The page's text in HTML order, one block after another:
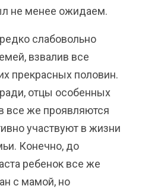
не менее ожидаем.
слабовольно
взвалив все
прекрасных половин.
отцы особенных
все же проявляются
участвуют в жизни
Конечно, до
ребенок все же
с мамой, но